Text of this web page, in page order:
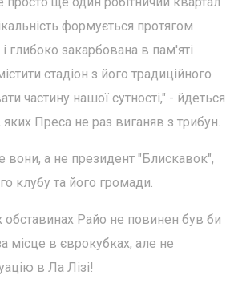
формується протягом
глибоко закарбована в пам'яті
стадіон з його традиційного
частину нашої сутності," - йдеться
яких Преса не раз виганяв з трибун.
вони, а не президент "Блискавок",
клубу та його громади.
Райо не повинен був би
місце в єврокубках, але не
в Ла Лізі!